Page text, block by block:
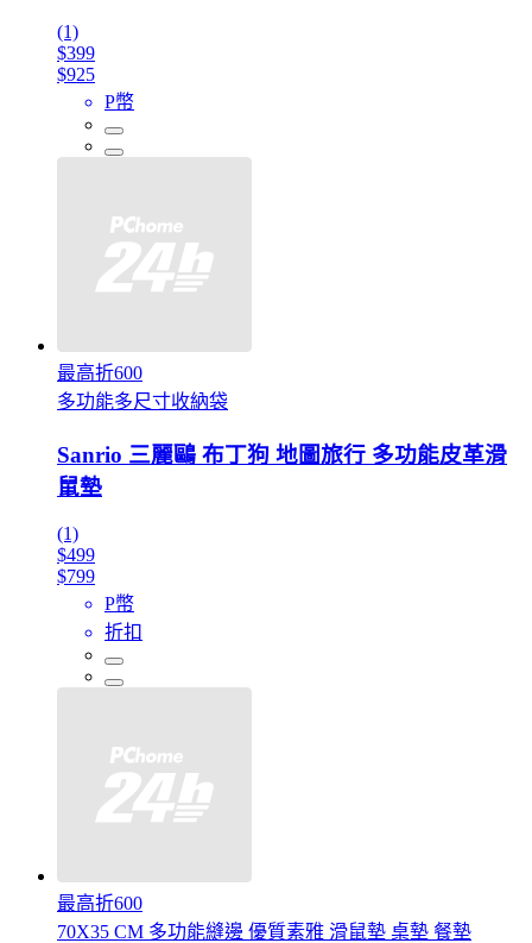
(1)
$399
$925
P幣
最高折600
多功能多尺寸收納袋
Sanrio 三麗鷗 布丁狗 地圖旅行 多功能皮革滑
鼠墊
(1)
$499
$799
P幣
折扣
最高折600
70X35 CM 多功能縫邊 優質素雅 滑鼠墊 桌墊 餐墊